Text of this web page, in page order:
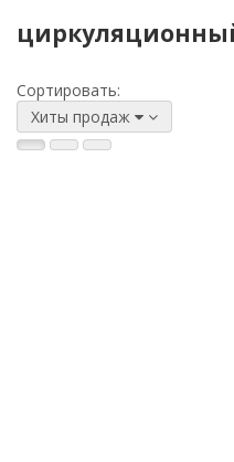
Сортировать:
Хиты продаж